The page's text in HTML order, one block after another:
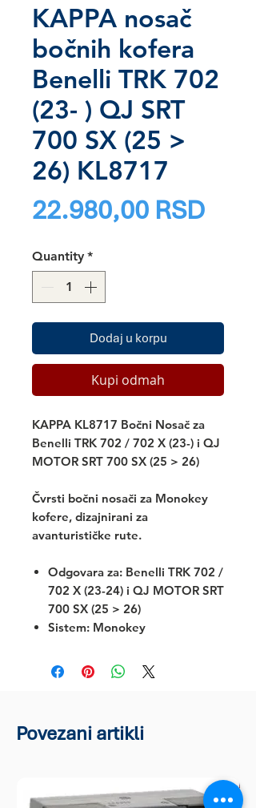
KAPPA nosač
bočnih kofera
Benelli TRK 702
(23- ) QJ SRT
700 SX (25 >
26) KL8717
22.980,00 RSDPrice
Quantity *
Dodaj u korpu
Kupi odmah
KAPPA KL8717 Bočni Nosač za
Benelli TRK 702 / 702 X (23-) i QJ
MOTOR SRT 700 SX (25 > 26)
Čvrsti bočni nosači za Monokey
kofere, dizajnirani za
avanturističke rute.
Odgovara za: Benelli TRK 702 /
702 X (23-24) i QJ MOTOR SRT
700 SX (25 > 26)
Sistem: Monokey
Povezani artikli